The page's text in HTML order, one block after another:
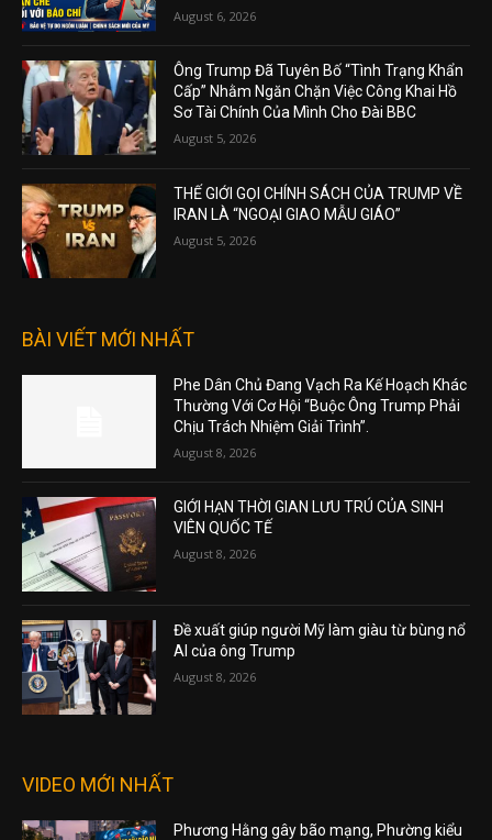
August 6, 2026
Ông Trump Đã Tuyên Bố “Tình Trạng Khẩn
Cấp” Nhằm Ngăn Chặn Việc Công Khai Hồ
Sơ Tài Chính Của Mình Cho Đài BBC
August 5, 2026
THẾ GIỚI GỌI CHÍNH SÁCH CỦA TRUMP VỀ
IRAN LÀ “NGOẠI GIAO MẪU GIÁO”
August 5, 2026
BÀI VIẾT MỚI NHẤT
Phe Dân Chủ Đang Vạch Ra Kế Hoạch Khác
Thường Với Cơ Hội “Buộc Ông Trump Phải
Chịu Trách Nhiệm Giải Trình”.
August 8, 2026
GIỚI HẠN THỜI GIAN LƯU TRÚ CỦA SINH
VIÊN QUỐC TẾ
August 8, 2026
Đề xuất giúp người Mỹ làm giàu từ bùng nổ
AI của ông Trump
August 8, 2026
VIDEO MỚI NHẤT
Phương Hằng gây bão mạng, Phường kiểu